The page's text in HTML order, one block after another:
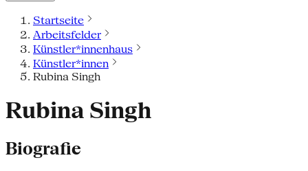
Startseite
Arbeitsfelder
Künstler*innenhaus
Künstler*innen
Rubina Singh
Rubina Singh
Biografie